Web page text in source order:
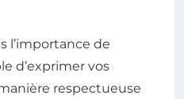
l’importance de
d’exprimer vos
respectueuse